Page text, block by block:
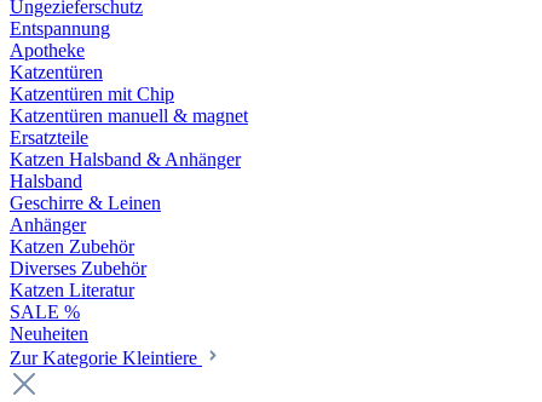
Ungezieferschutz
Entspannung
Apotheke
Katzentüren
Katzentüren mit Chip
Katzentüren manuell & magnet
Ersatzteile
Katzen Halsband & Anhänger
Halsband
Geschirre & Leinen
Anhänger
Katzen Zubehör
Diverses Zubehör
Katzen Literatur
SALE %
Neuheiten
Zur Kategorie Kleintiere